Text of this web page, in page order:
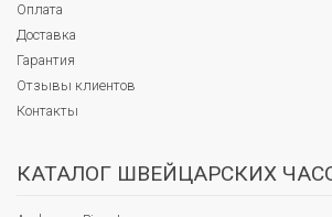
Оплата
Доставка
Гарантия
Отзывы клиентов
Контакты
КАТАЛОГ ШВЕЙЦАРСКИХ